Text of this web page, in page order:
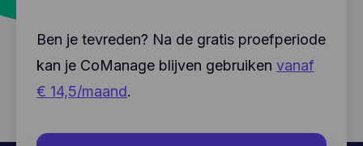
Ben je tevreden? Na de gratis proefperiode
kan je CoManage blijven gebruiken vanaf
€ 14,5/maand.